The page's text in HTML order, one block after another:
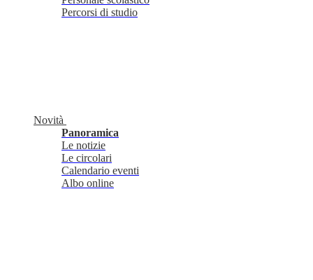
Percorsi di studio
Novità
Panoramica
Le notizie
Le circolari
Calendario eventi
Albo online